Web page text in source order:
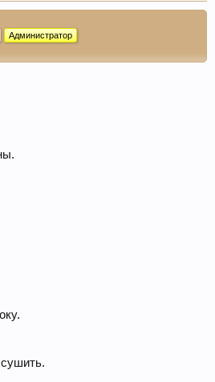
Администратор